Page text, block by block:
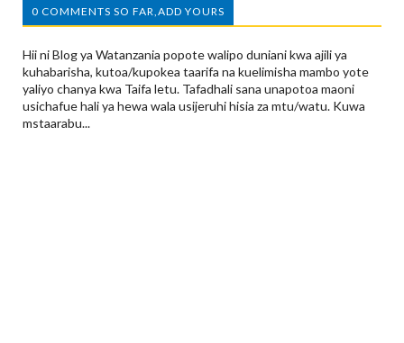
0 COMMENTS SO FAR,ADD YOURS
Hii ni Blog ya Watanzania popote walipo duniani kwa ajili ya
kuhabarisha, kutoa/kupokea taarifa na kuelimisha mambo yote
yaliyo chanya kwa Taifa letu. Tafadhali sana unapotoa maoni
usichafue hali ya hewa wala usijeruhi hisia za mtu/watu. Kuwa
mstaarabu...